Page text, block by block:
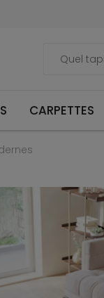
CARPETTES